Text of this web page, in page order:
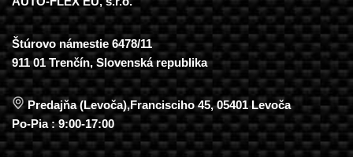
Štúrovo námestie 6478/11
911 01 Trenčín, Slovenská republika
Predajňa (Levoča),Francisciho 45, 05401 Levoča
Po-Pia : 9:00-17:00